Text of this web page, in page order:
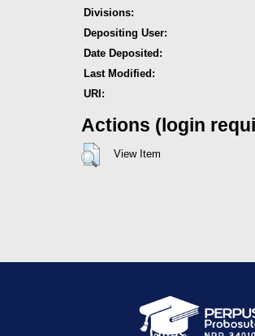
Divisions:
Depositing User:
Date Deposited:
Last Modified:
URI:
Actions (login
View Item